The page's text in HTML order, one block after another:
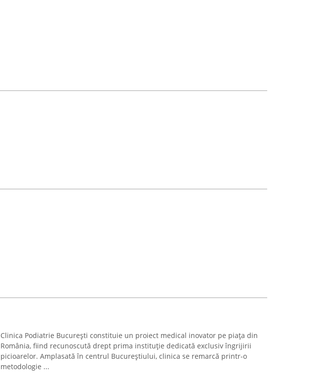
Clinica Podiatrie București constituie un proiect medical inovator pe piața din
România, fiind recunoscută drept prima instituție dedicată exclusiv îngrijirii
picioarelor. Amplasată în centrul Bucureștiului, clinica se remarcă printr-o
metodologie ...